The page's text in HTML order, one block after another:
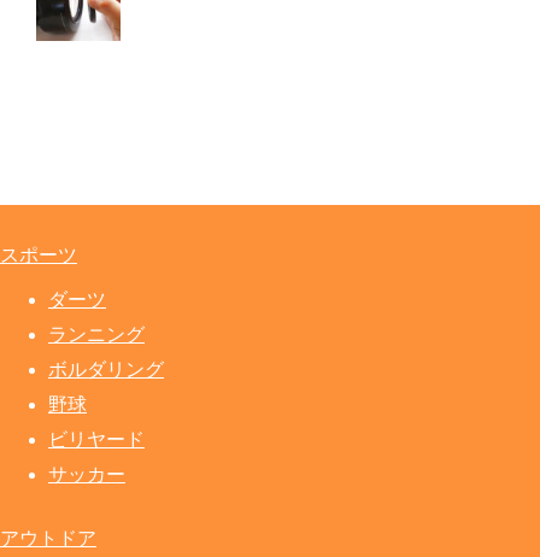
スポーツ
ダーツ
ランニング
ボルダリング
野球
ビリヤード
サッカー
アウトドア